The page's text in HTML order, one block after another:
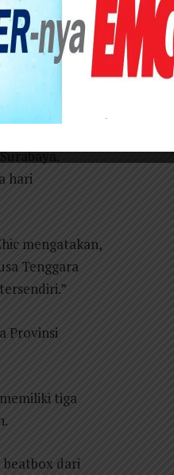
telah
Fesyar
dan
1 pada
hari
mengatakan,
Tenggara
Provinsi
tiga
beatbox dari